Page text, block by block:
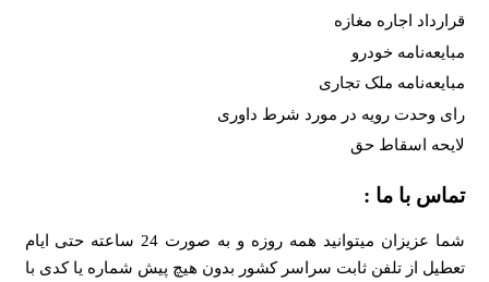
قرارداد اجاره مغازه
مبایعه‌نامه خودرو
مبایعه‌نامه ملک تجاری
رای وحدت رویه در مورد شرط داوری
لایحه اسقاط حق
تماس با ما :
شما عزیزان میتوانید همه روزه و به صورت 24 ساعته حتی ایام
تعطیل از تلفن ثابت سراسر کشور بدون هیچ پیش شماره یا کدی با